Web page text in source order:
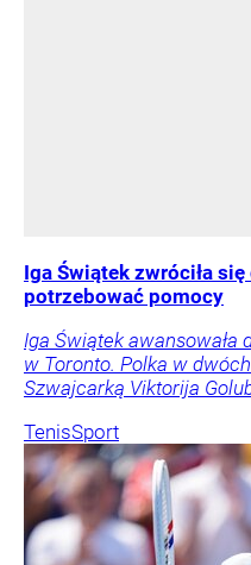
Iga Świątek zwróciła
potrzebować pomocy
Iga Świątek awansowała
w Toronto. Polka w
Szwajcarką Viktorija
TenisSport